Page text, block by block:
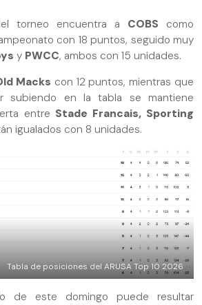
torneo encuentra a COBS como
con 18 puntos, seguido muy
y PWCC, ambos con 15 unidades.
Macks con 12 puntos, mientras que
subiendo en la tabla se mantiene
entre Stade Francais, Sporting
igualados con 8 unidades.
Tabla de posiciones del ARUSA Top 10 2026
de este domingo puede resultar